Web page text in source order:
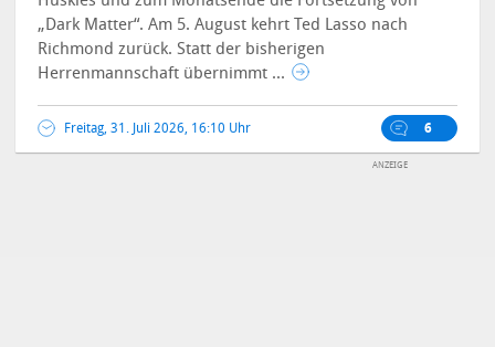
„Dark Matter“.Am 5. August kehrt Ted Lasso nach
Richmond zurück. Statt der bisherigen
Herrenmannschaft übernimmt ...
Freitag, 31. Juli 2026, 16:10 Uhr 6